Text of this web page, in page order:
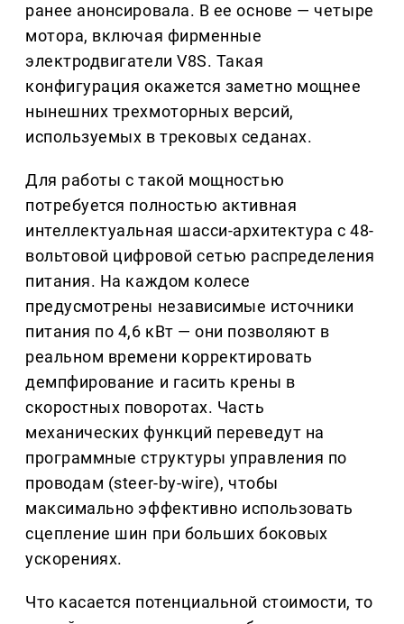
ранее анонсировала. В ее основе — четыре
мотора, включая фирменные
электродвигатели V8S. Такая
конфигурация окажется заметно мощнее
нынешних трехмоторных версий,
используемых в трековых седанах.
Для работы с такой мощностью
потребуется полностью активная
интеллектуальная шасси-архитектура с 48-
вольтовой цифровой сетью распределения
питания. На каждом колесе
предусмотрены независимые источники
питания по 4,6 кВт — они позволяют в
реальном времени корректировать
демпфирование и гасить крены в
скоростных поворотах. Часть
механических функций переведут на
программные структуры управления по
проводам (steer-by-wire), чтобы
максимально эффективно использовать
сцепление шин при больших боковых
ускорениях.
Что касается потенциальной стоимости, то